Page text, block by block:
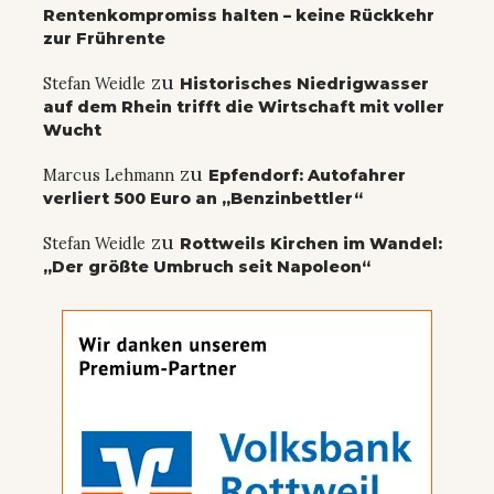
Rentenkompromiss halten – keine Rückkehr
zur Frührente
Stefan Weidle zu Historisches Niedrigwasser
auf dem Rhein trifft die Wirtschaft mit voller
Wucht
Marcus Lehmann zu Epfendorf: Autofahrer
verliert 500 Euro an „Benzinbettler“
Stefan Weidle zu Rottweils Kirchen im Wandel:
„Der größte Umbruch seit Napoleon“